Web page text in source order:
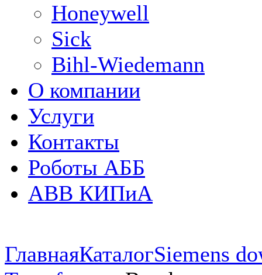
Honeywell
Sick
Bihl-Wiedemann
О компании
Услуги
Контакты
Роботы АББ
ABB КИПиА
ГлавнаяКаталогSiemens